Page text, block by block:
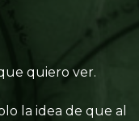
quiero ver.
la idea de que al